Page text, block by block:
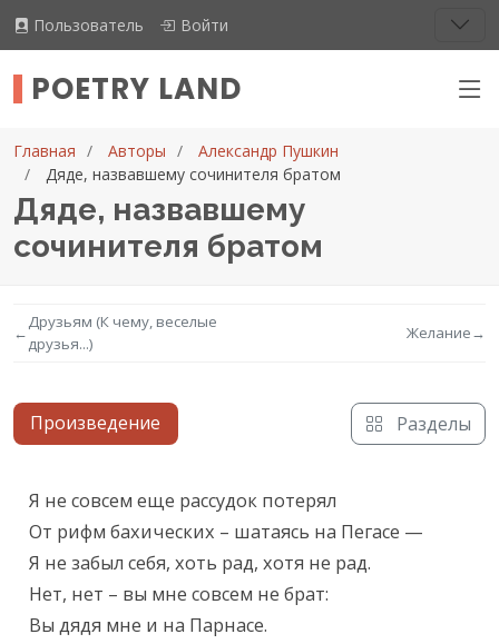
Пользователь Войти
POETRY LAND
Главная Авторы
Александр Пушкин
Дяде, назвавшему сочинителя братом
Дяде, назвавшему
сочинителя братом
←
Друзьям (К чему, веселые
друзья...)
Желание→
Произведение Разделы
Текст произведения
Я не совсем еще рассудок потерял
От рифм бахических – шатаясь на Пегасе —
Я не забыл себя, хоть рад, хотя не рад.
Нет, нет – вы мне совсем не брат:
Вы дядя мне и на Парнасе.